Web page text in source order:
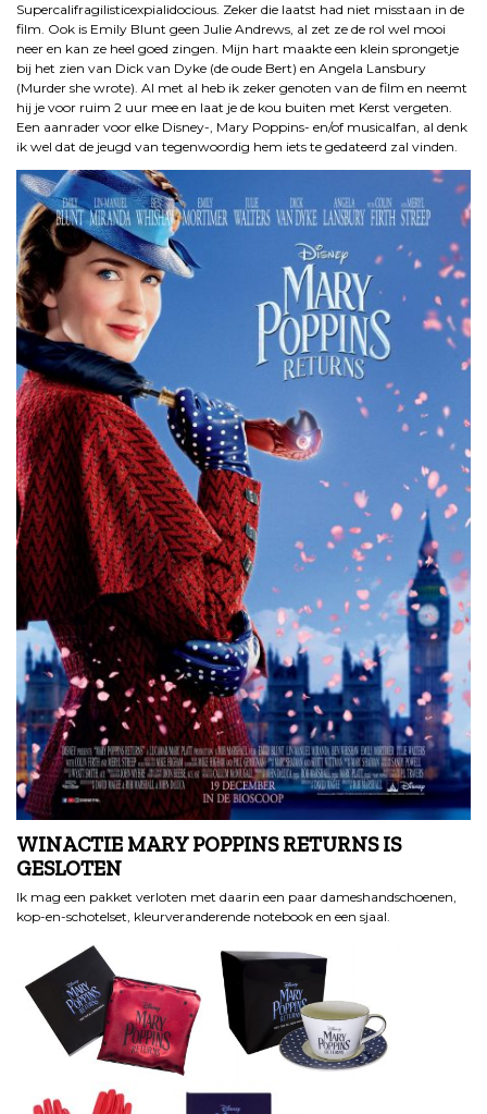
Supercalifragilisticexpialidocious. Zeker die laatst had niet misstaan in de
film. Ook is Emily Blunt geen Julie Andrews, al zet ze de rol wel mooi
neer en kan ze heel goed zingen. Mijn hart maakte een klein sprongetje
bij het zien van Dick van Dyke (de oude Bert) en Angela Lansbury
(Murder she wrote). Al met al heb ik zeker genoten van de film en neemt
hij je voor ruim 2 uur mee en laat je de kou buiten met Kerst vergeten.
Een aanrader voor elke Disney-, Mary Poppins- en/of musicalfan, al denk
ik wel dat de jeugd van tegenwoordig hem iets te gedateerd zal vinden.
WINACTIE MARY POPPINS RETURNS IS
GESLOTEN
Ik mag een pakket verloten met daarin een paar dameshandschoenen,
kop-en-schotelset, kleurveranderende notebook en een sjaal.